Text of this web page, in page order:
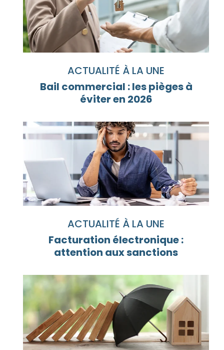
ACTUALITÉ À LA UNE
Bail commercial : les pièges à
éviter en 2026
ACTUALITÉ À LA UNE
Facturation électronique :
attention aux sanctions